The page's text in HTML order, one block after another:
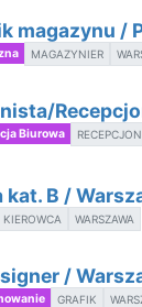
magazynu /
MAGAZYNIER
Biurowa
kat. B /
KIEROWCA WARSZAWA
/
GRAFIK